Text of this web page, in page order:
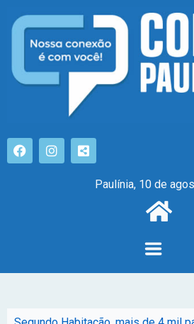
Paulínia, 10 de